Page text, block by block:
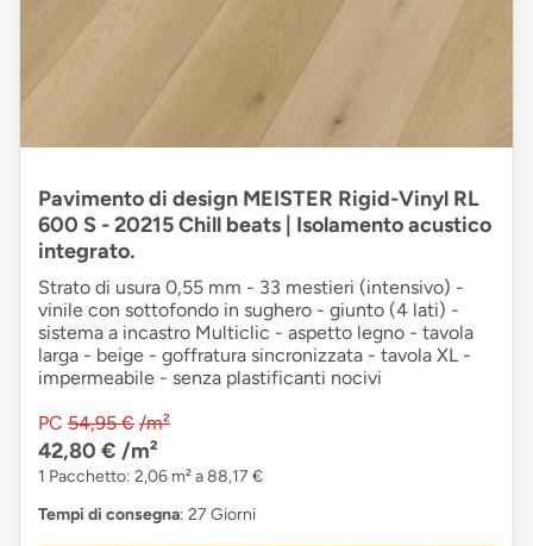
Pavimento di design MEISTER Rigid-Vinyl RL
600 S - 20215 Chill beats | Isolamento acustico
integrato.
Strato di usura 0,55 mm - 33 mestieri (intensivo) -
vinile con sottofondo in sughero - giunto (4 lati) -
sistema a incastro Multiclic - aspetto legno - tavola
larga - beige - goffratura sincronizzata - tavola XL -
impermeabile - senza plastificanti nocivi
PC 54,95 € /m²
42,80 € /m²
1 Pacchetto: 2,06 m² a 88,17 €
Tempi di consegna: 27 Giorni